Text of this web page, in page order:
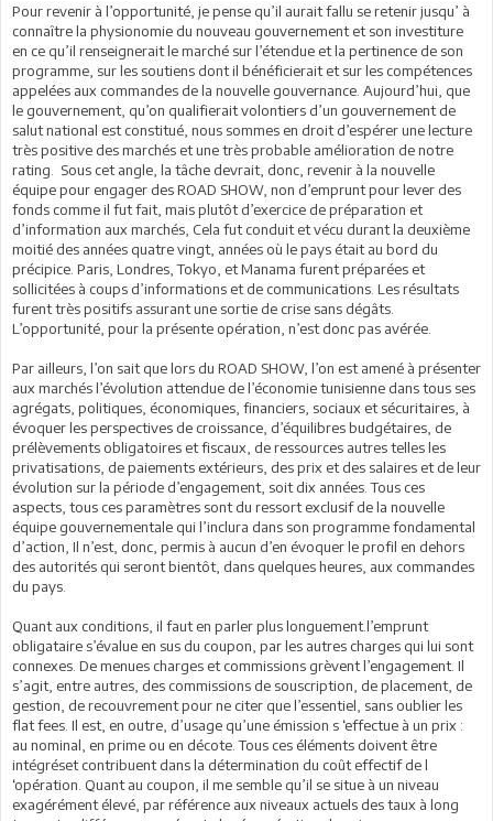
Pour revenir à l’opportunité, je pense qu’il aurait fallu se retenir jusqu’ à
connaître la physionomie du nouveau gouvernement et son investiture
en ce qu’il renseignerait le marché sur l’étendue et la pertinence de son
programme, sur les soutiens dont il bénéficierait et sur les compétences
appelées aux commandes de la nouvelle gouvernance. Aujourd’hui, que
le gouvernement, qu’on qualifierait volontiers d’un gouvernement de
salut national est constitué, nous sommes en droit d’espérer une lecture
très positive des marchés et une très probable amélioration de notre
rating. Sous cet angle, la tâche devrait, donc, revenir à la nouvelle
équipe pour engager des ROAD SHOW, non d’emprunt pour lever des
fonds comme il fut fait, mais plutôt d’exercice de préparation et
d’information aux marchés, Cela fut conduit et vécu durant la deuxième
moitié des années quatre vingt, années où le pays était au bord du
précipice. Paris, Londres, Tokyo, et Manama furent préparées et
sollicitées à coups d’informations et de communications. Les résultats
furent très positifs assurant une sortie de crise sans dégâts.
L’opportunité, pour la présente opération, n’est donc pas avérée.
Par ailleurs, l’on sait que lors du ROAD SHOW, l’on est amené à présenter
aux marchés l’évolution attendue de l’économie tunisienne dans tous ses
agrégats, politiques, économiques, financiers, sociaux et sécuritaires, à
évoquer les perspectives de croissance, d’équilibres budgétaires, de
prélèvements obligatoires et fiscaux, de ressources autres telles les
privatisations, de paiements extérieurs, des prix et des salaires et de leur
évolution sur la période d’engagement, soit dix années. Tous ces
aspects, tous ces paramètres sont du ressort exclusif de la nouvelle
équipe gouvernementale qui l’inclura dans son programme fondamental
d’action, Il n’est, donc, permis à aucun d’en évoquer le profil en dehors
des autorités qui seront bientôt, dans quelques heures, aux commandes
du pays.
Quant aux conditions, il faut en parler plus longuement.l’emprunt
obligataire s’évalue en sus du coupon, par les autres charges qui lui sont
connexes. De menues charges et commissions grèvent l’engagement. Il
s’agit, entre autres, des commissions de souscription, de placement, de
gestion, de recouvrement pour ne citer que l’essentiel, sans oublier les
flat fees. Il est, en outre, d’usage qu’une émission s ‘effectue à un prix :
au nominal, en prime ou en décote. Tous ces éléments doivent être
intégréset contribuent dans la détermination du coût effectif de l
‘opération. Quant au coupon, il me semble qu’il se situe à un niveau
exagérément élevé, par référence aux niveaux actuels des taux à long